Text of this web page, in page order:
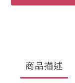
商品描述